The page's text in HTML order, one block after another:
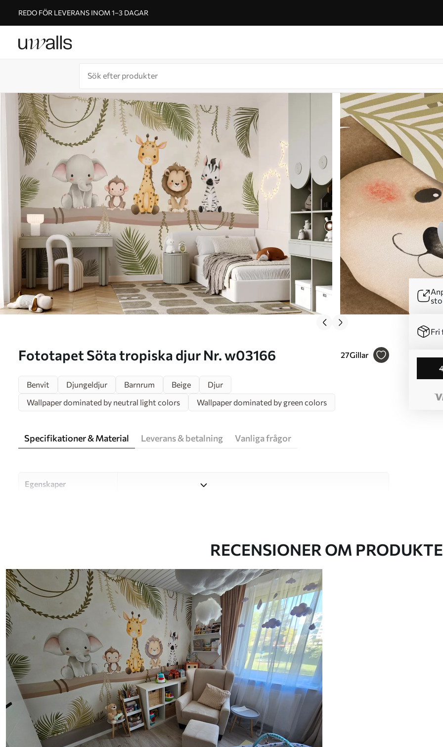
REDO FÖR LEVERANS INOM 1–3 DAGAR
Fototapet Söta tropiska djur Nr. w03166 27Gillar
Fri
Benvit
Djungeldjur Barnrum Beige
Djur
Wallpaper dominated by neutral light colors
Wallpaper dominated by green colors
Specifikationer & Material Leverans & betalning Vanliga frågor
Egenskaper
Artikelnummer w03166
Produktion
Bilden skrivs ut i den storlek du har angett och skärs i identiska remsor
med en bredd på upp till 50 cm.
Dessutom Du kan lägga till ett lackskikt och/eller tapetlim.
Rengöring
Tapeten kan rengöras försiktigt med en mjuk svamp. Tapeter med
lackfinish kan rengöras med vatten.
Tillämpningsmetod Sömlös applikation
Tillgängliga material
RECENSIONER OM